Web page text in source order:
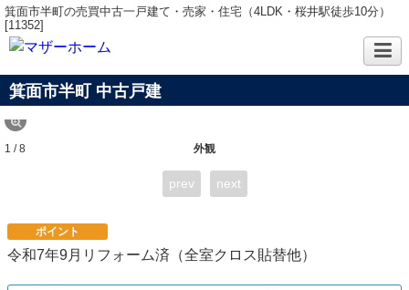
箕面市半町の売買中古一戸建て・売家・住宅（4LDK・桜井駅徒歩10分）
[11352]
箕面市半町 中古戸建
外観
1 / 8
prev next
ポイント
令和7年9月リフォーム済（全室クロス貼替他）